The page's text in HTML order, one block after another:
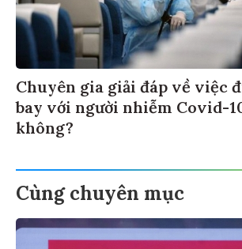
Chuyên gia giải đáp về việc
bay với người nhiễm Covid-
không?
Cùng chuyên mục